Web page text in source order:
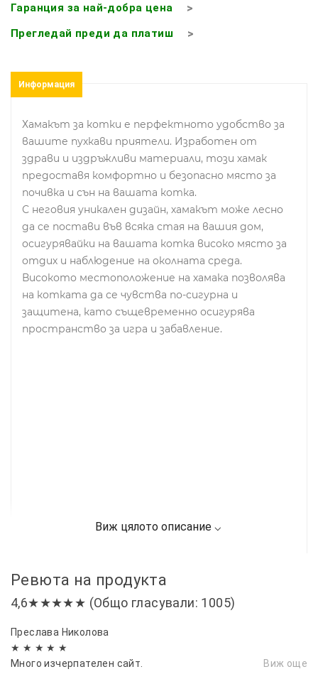
Гаранция за най-добра цена
Прегледай преди да платиш
Информация
Хамакът за котки е перфектното удобство за
вашите пухкави приятели. Изработен от
здрави и издръжливи материали, този хамак
предоставя комфортно и безопасно място за
почивка и сън на вашата котка.
С неговия уникален дизайн, хамакът може лесно
да се постави във всяка стая на вашия дом,
осигурявайки на вашата котка високо място за
отдих и наблюдение на околната среда.
Високото местоположение на хамака позволява
на котката да се чувства по-сигурна и
защитена, като същевременно осигурява
пространство за игра и забавление.
Ревюта на продукта
4,6★★★★★ (Общо гласували: 1005)
Преслава Николова
★ ★ ★ ★ ★
Много изчерпателен сайт.
Виж още